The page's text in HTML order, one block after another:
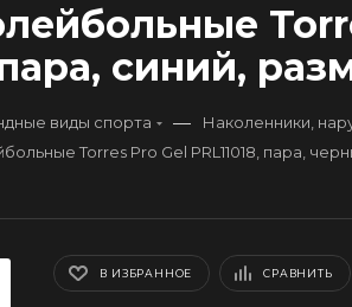
пара, синий,
виды спорта — Наколенники,
Torres Pro Gel PRL11018, пара,
В ИЗБРАННОЕ СРАВНИТЬ